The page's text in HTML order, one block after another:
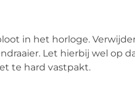
in het horloge.
Let hierbij wel op
te hard vastpakt.